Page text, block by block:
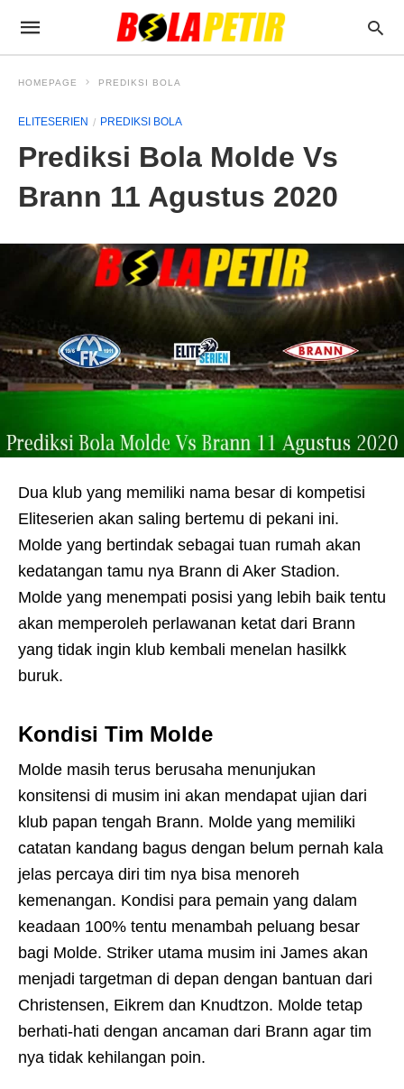
HOMEPAGE PREDIKSI BOLA
ELITESERIEN PREDIKSI BOLA
Prediksi Bola Molde Vs
Brann 11 Agustus 2020
Dua klub yang memiliki nama besar di kompetisi
Eliteserien akan saling bertemu di pekani ini.
Molde yang bertindak sebagai tuan rumah akan
kedatangan tamu nya Brann di Aker Stadion.
Molde yang menempati posisi yang lebih baik tentu
akan memperoleh perlawanan ketat dari Brann
yang tidak ingin klub kembali menelan hasilkk
buruk.
Kondisi Tim Molde
Molde masih terus berusaha menunjukan
konsitensi di musim ini akan mendapat ujian dari
klub papan tengah Brann. Molde yang memiliki
catatan kandang bagus dengan belum pernah kala
jelas percaya diri tim nya bisa menoreh
kemenangan. Kondisi para pemain yang dalam
keadaan 100% tentu menambah peluang besar
bagi Molde. Striker utama musim ini James akan
menjadi targetman di depan dengan bantuan dari
Christensen, Eikrem dan Knudtzon. Molde tetap
berhati-hati dengan ancaman dari Brann agar tim
nya tidak kehilangan poin.